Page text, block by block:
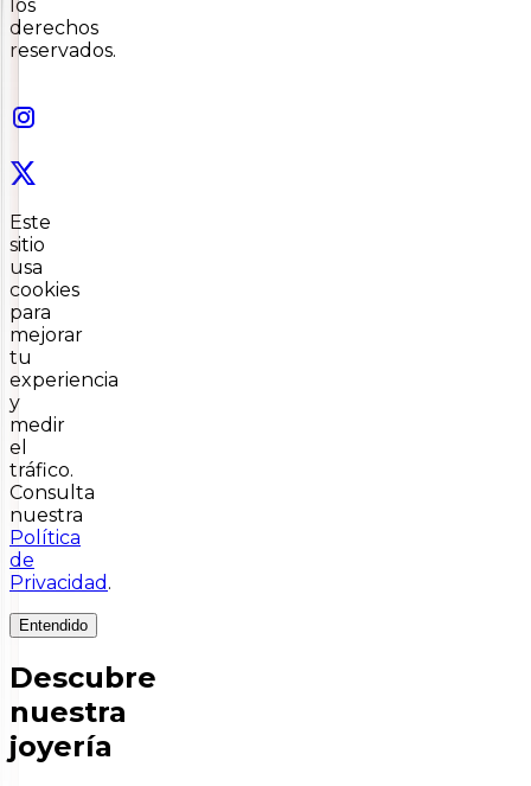
los
derechos
reservados.
Este
sitio
usa
cookies
para
mejorar
tu
experiencia
y
medir
el
tráfico.
Consulta
nuestra
Política
de
Privacidad .
Entendido
Descubre
nuestra
joyería